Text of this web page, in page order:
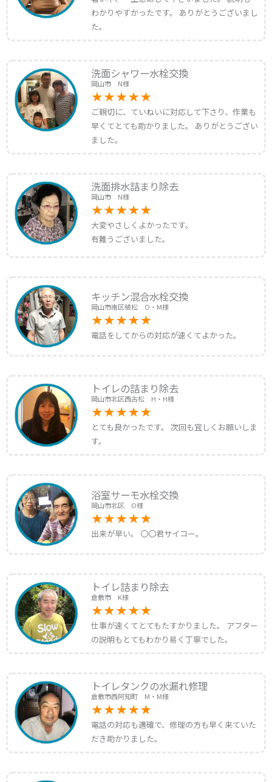
わかりやすかったです。 ありがとうございまし
た。
洗面シャワー水栓交換
岡山市 N様
ご親切に、ていねいに対応して下さり、作業も
早くてとても助かりました。 ありがとうござい
ました。
洗面排水詰まり除去
岡山市 N様
大変やさしくよかったです。
有難うございました。
キッチン混合水栓交換
岡山市南区植松 O・M様
電話をしてからの対応が速くてよかった。
トイレの詰まり除去
岡山市北区西古松 H・H様
とても良かったです。 次回も宜しくお願いしま
す。
浴室サーモ水栓交換
岡山市北区 O様
出来が早い。 〇〇君サイコー。
トイレ詰まり除去
倉敷市 K様
仕事が速くてとてもたすかりました。 アフター
の説明もとてもわかり易く丁寧でした。
トイレタンクの水漏れ修理
倉敷市西阿知町 M・M様
電話の対応も適確で、修理の方も早く来ていた
だき助かりました。